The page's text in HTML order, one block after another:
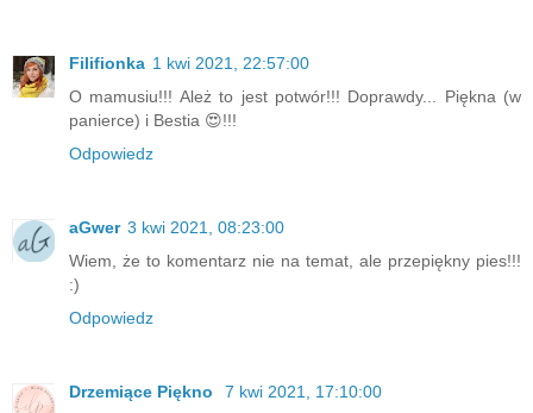
Filifionka 1 kwi 2021, 22:57:00
O mamusiu!!! Ależ to jest potwór!!! Doprawdy... Piękna (w
panierce) i Bestia 😍!!!
Odpowiedz
aGwer 3 kwi 2021, 08:23:00
Wiem, że to komentarz nie na temat, ale przepiękny pies!!!
:)
Odpowiedz
Drzemiące Piękno
7 kwi 2021, 17:10:00